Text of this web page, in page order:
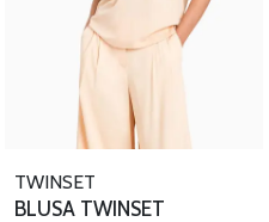
TWINSET
BLUSA TWINSET